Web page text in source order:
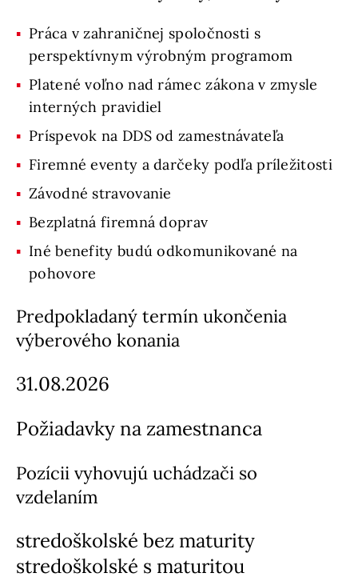
Práca v zahraničnej spoločnosti s
perspektívnym výrobným programom
Platené voľno nad rámec zákona v zmysle
interných pravidiel
Príspevok na DDS od zamestnávateľa
Firemné eventy a darčeky podľa príležitosti
Závodné stravovanie
Bezplatná firemná doprav
Iné benefity budú odkomunikované na
pohovore
Predpokladaný termín ukončenia
výberového konania
31.08.2026
Požiadavky na zamestnanca
Pozícii vyhovujú uchádzači so
vzdelaním
stredoškolské bez maturity
stredoškolské s maturitou